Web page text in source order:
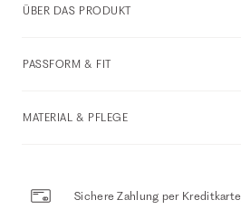
ÜBER DAS PRODUKT
PASSFORM & FIT
MATERIAL & PFLEGE
Sichere Zahlung per